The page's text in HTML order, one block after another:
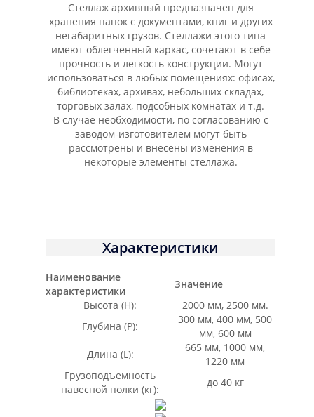
Стеллаж архивный предназначен для
хранения папок с документами, книг и других
негабаритных грузов. Стеллажи этого типа
имеют облегченный каркас, сочетают в себе
прочность и легкость конструкции. Могут
использоваться в любых помещениях: офисах,
библиотеках, архивах, небольших складах,
торговых залах, подсобных комнатах и т.д.
В случае необходимости, по согласованию с
заводом-изготовителем могут быть
рассмотрены и внесены изменения в
некоторые элементы стеллажа.
Характеристики
Наименование
характеристики
Значение
Высота (Н):
2000 мм, 2500 мм.
Глубина (Р):
300 мм, 400 мм, 500
мм, 600 мм
Длина (L):
665 мм, 1000 мм,
1220 мм
Грузоподъемность
навесной полки (кг):
до 40 кг